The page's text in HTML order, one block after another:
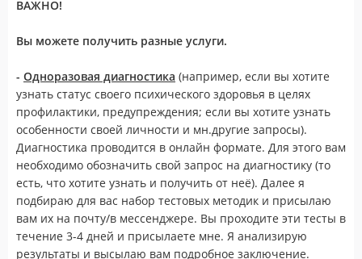
ВАЖНО!
Вы можете получить разные услуги.
- Одноразовая диагностика (например, если вы хотите
узнать статус своего психического здоровья в целях
профилактики, предупреждения; если вы хотите узнать
особенности своей личности и мн.другие запросы).
Диагностика проводится в онлайн формате. Для этого вам
необходимо обозначить свой запрос на диагностику (то
есть, что хотите узнать и получить от неё). Далее я
подбираю для вас набор тестовых методик и присылаю
вам их на почту/в мессенджере. Вы проходите эти тесты в
течение 3-4 дней и присылаете мне. Я анализирую
результаты и высылаю вам подробное заключение.